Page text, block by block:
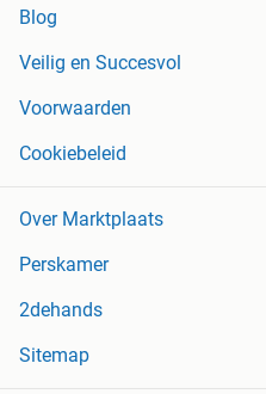
Blog
Veilig en Succesvol
Voorwaarden
Cookiebeleid
Over Marktplaats
Perskamer
2dehands
Sitemap